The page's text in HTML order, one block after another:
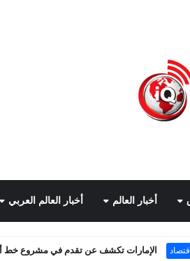
أخبار العالم أخبار العالم العربي
العالم تحسن علاقات واشنطن وبكين.. هل يهدد